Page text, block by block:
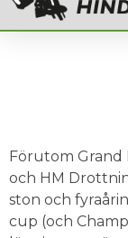
Förutom Grand
och HM
ston och
cup (och